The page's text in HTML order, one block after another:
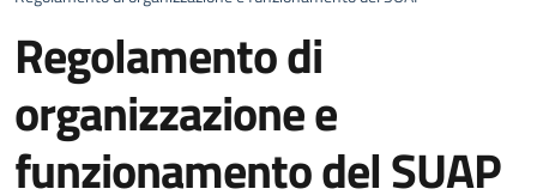
Regolamento di
organizzazione e
funzionamento del SUAP